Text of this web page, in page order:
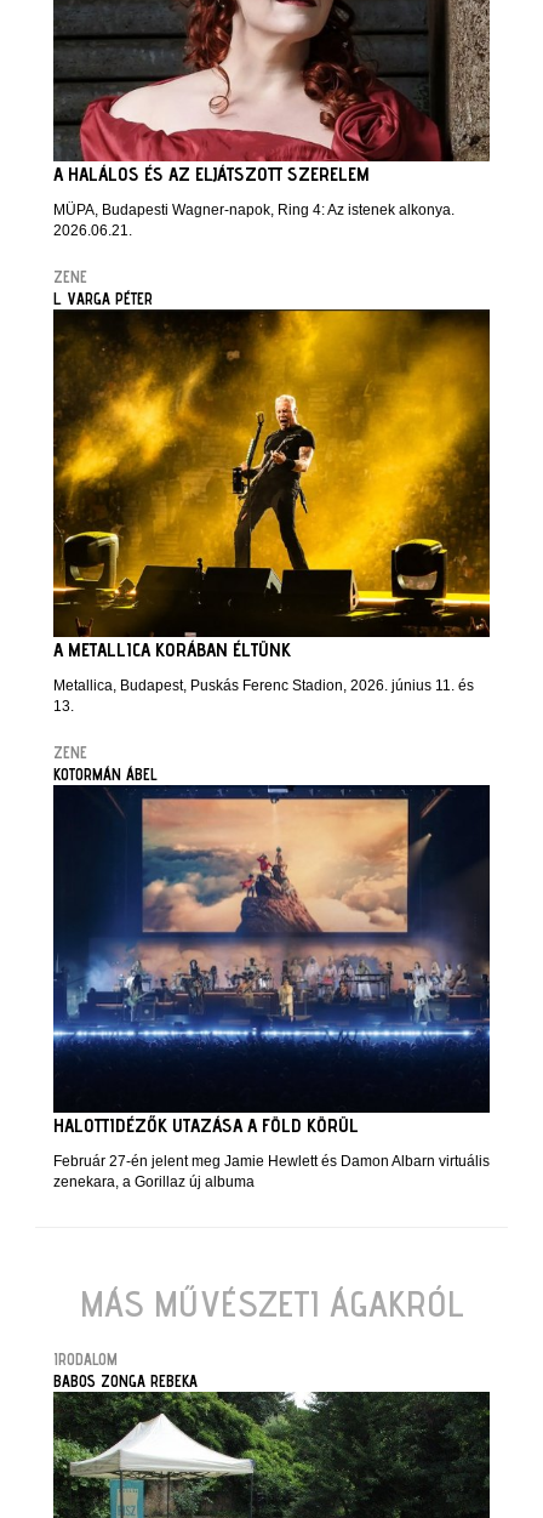
A HALÁLOS ÉS AZ ELJÁTSZOTT SZERELEM
MÜPA, Budapesti Wagner-napok, Ring 4: Az istenek alkonya.
2026.06.21.
ZENE
L. VARGA PÉTER
A METALLICA KORÁBAN ÉLTÜNK
Metallica, Budapest, Puskás Ferenc Stadion, 2026. június 11. és
13.
ZENE
KOTORMÁN ÁBEL
HALOTTIDÉZŐK UTAZÁSA A FÖLD KÖRÜL
Február 27-én jelent meg Jamie Hewlett és Damon Albarn virtuális
zenekara, a Gorillaz új albuma
MÁS MŰVÉSZETI ÁGAKRÓL
IRODALOM
BABOS ZONGA REBEKA